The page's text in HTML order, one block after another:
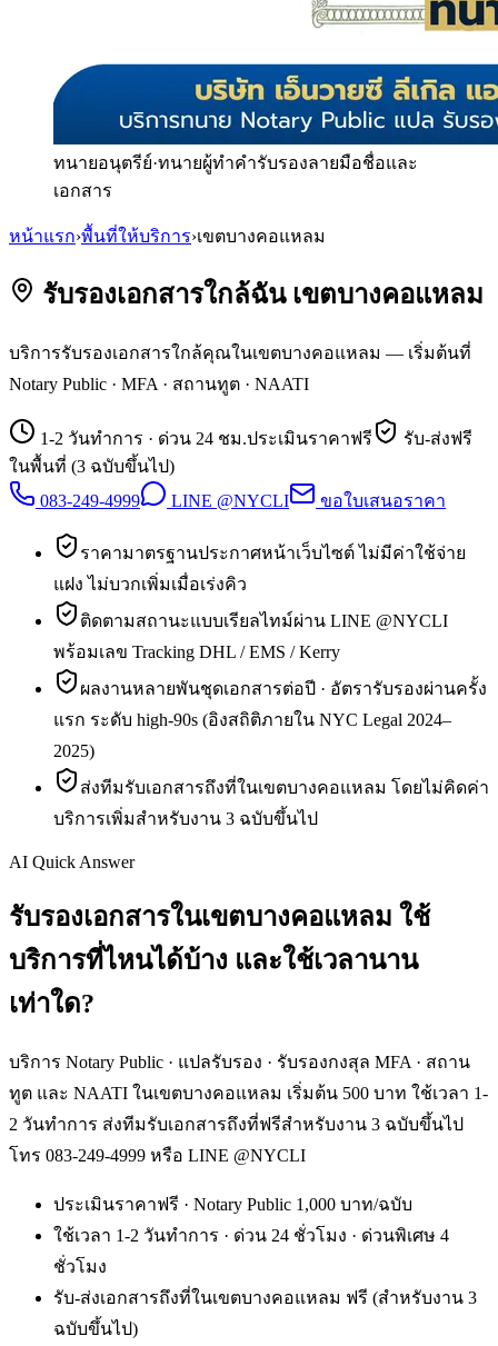
ทนายอนุตรีย์·ทนายผู้ทำคำรับรองลายมือชื่อและ
เอกสาร
หน้าแรก›พื้นที่ให้บริการ›เขตบางคอแหลม
รับรองเอกสารใกล้ฉัน เขตบางคอแหลม
บริการรับรองเอกสารใกล้คุณในเขตบางคอแหลม — เริ่มต้นที่
Notary Public · MFA · สถานทูต · NAATI
1-2 วันทำการ · ด่วน 24 ชม.ประเมินราคาฟรี
รับ-ส่งฟรี
ในพื้นที่ (3 ฉบับขึ้นไป)
083-249-4999
LINE @NYCLI ขอใบเสนอราคา
ราคามาตรฐานประกาศหน้าเว็บไซต์ ไม่มีค่าใช้จ่าย
แฝง ไม่บวกเพิ่มเมื่อเร่งคิว
ติดตามสถานะแบบเรียลไทม์ผ่าน LINE @NYCLI
พร้อมเลข Tracking DHL / EMS / Kerry
ผลงานหลายพันชุดเอกสารต่อปี · อัตรารับรองผ่านครั้ง
แรก ระดับ high-90s (อิงสถิติภายใน NYC Legal 2024–
2025)
ส่งทีมรับเอกสารถึงที่ในเขตบางคอแหลม โดยไม่คิดค่า
บริการเพิ่มสำหรับงาน 3 ฉบับขึ้นไป
AI Quick Answer
รับรองเอกสารในเขตบางคอแหลม ใช้
บริการที่ไหนได้บ้าง และใช้เวลานาน
เท่าใด?
บริการ Notary Public · แปลรับรอง · รับรองกงสุล MFA · สถาน
ทูต และ NAATI ในเขตบางคอแหลม เริ่มต้น 500 บาท ใช้เวลา 1-
2 วันทำการ ส่งทีมรับเอกสารถึงที่ฟรีสำหรับงาน 3 ฉบับขึ้นไป
โทร 083-249-4999 หรือ LINE @NYCLI
ประเมินราคาฟรี · Notary Public 1,000 บาท/ฉบับ
ใช้เวลา 1-2 วันทำการ · ด่วน 24 ชั่วโมง · ด่วนพิเศษ 4
ชั่วโมง
รับ-ส่งเอกสารถึงที่ในเขตบางคอแหลม ฟรี (สำหรับงาน 3
ฉบับขึ้นไป)